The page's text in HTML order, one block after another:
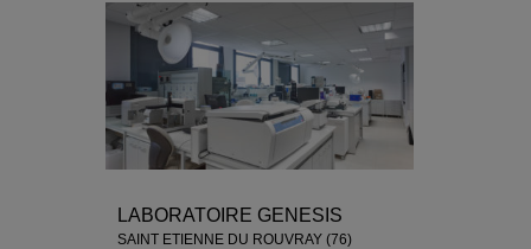
LABORATOIRE GENESIS
SAINT ETIENNE DU ROUVRAY (76)